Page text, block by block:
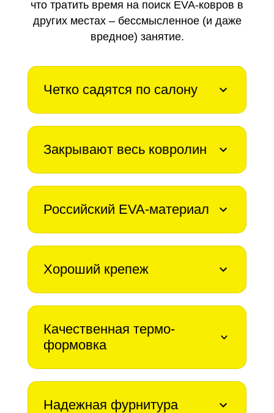
что тратить время на поиск EVA-ковров в
других местах – бессмысленное (и даже
вредное) занятие.
Четко садятся по салону
Закрывают весь ковролин
Российский EVA-материал
Хороший крепеж
Качественная термо-
формовка
Надежная фурнитура